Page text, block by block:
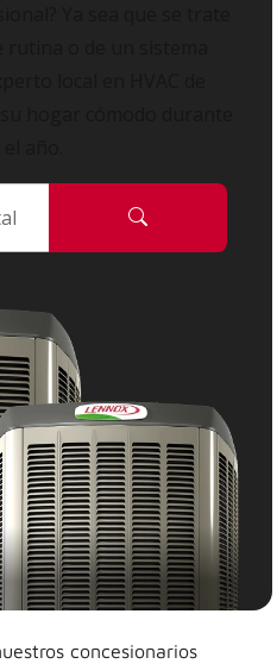
concesionarios